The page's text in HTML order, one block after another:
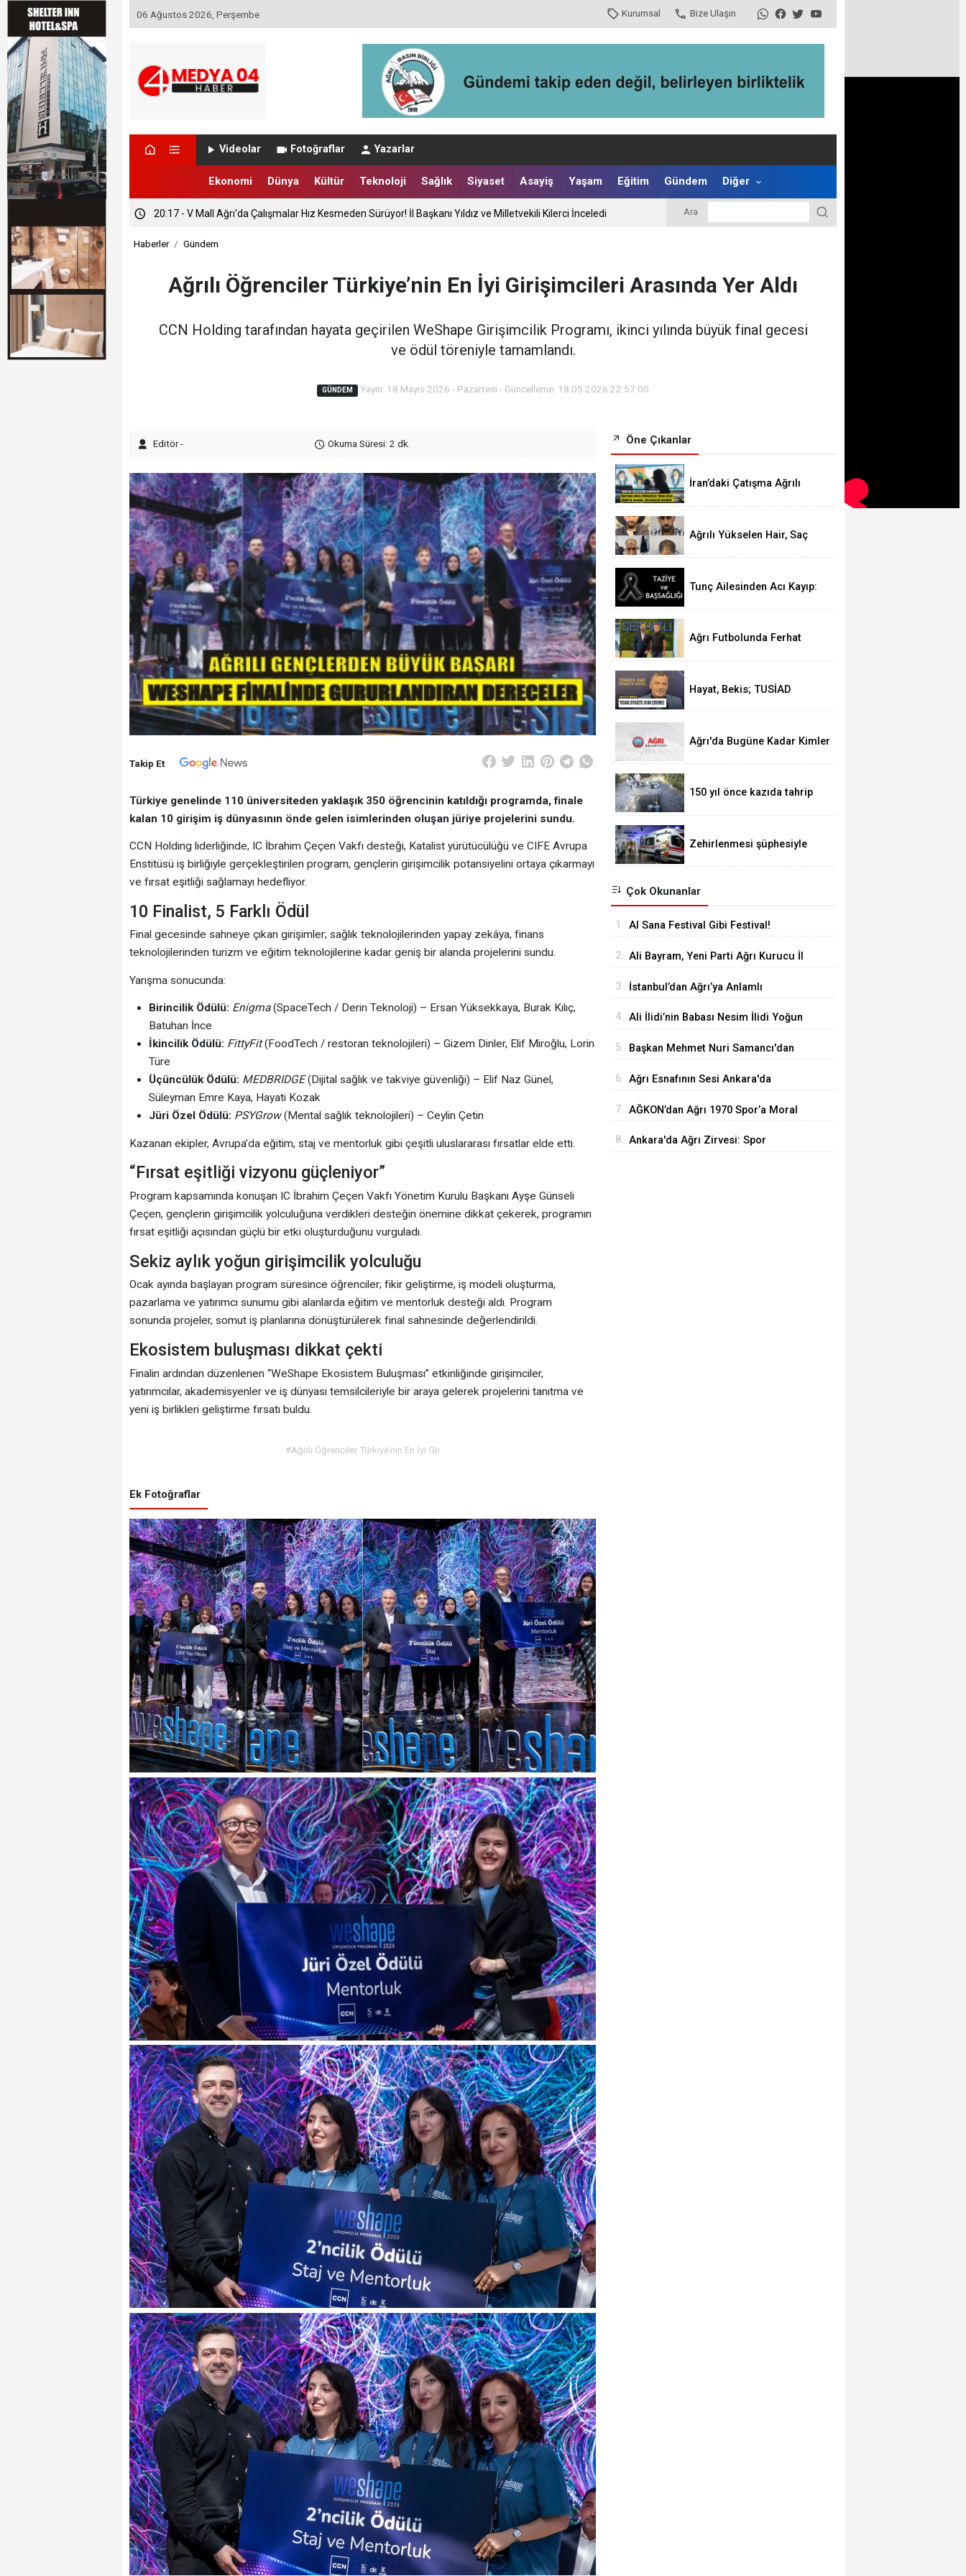
06 Ağustos 2026, Perşembe Kurumsal Bize Ulaşın
Videolar Fotoğraflar Yazarlar
Ekonomi Dünya Kültür Teknoloji Sağlık Siyaset Asayiş Yaşam Eğitim Gündem Diğer
20:44 - ATSO’dan Başsavcı Yusufoğlu’na İlk Nezaket Ziyareti
20:17 - V Mall Ağrı'da Çalışmalar Hız Kesmeden Sürüyor! İl Başkanı Yıldız ve Milletvekili Kilerci İnceledi
Ara
Haberler Gündem
Ağrılı Öğrenciler Türkiye’nin En İyi Girişimcileri Arasında Yer Aldı
CCN Holding tarafından hayata geçirilen WeShape Girişimcilik Programı, ikinci yılında büyük final gecesi
ve ödül töreniyle tamamlandı.
GÜNDEM Yayın: 18 Mayıs 2026 - Pazartesi - Güncelleme: 18.05.2026 22:57:00
Editör - Okuma Süresi: 2 dk.
Takip Et
Türkiye genelinde 110 üniversiteden yaklaşık 350 öğrencinin katıldığı programda, finale
kalan 10 girişim iş dünyasının önde gelen isimlerinden oluşan jüriye projelerini sundu.
CCN Holding liderliğinde, IC İbrahim Çeçen Vakfı desteği, Katalist yürütücülüğü ve CIFE Avrupa
Enstitüsü iş birliğiyle gerçekleştirilen program, gençlerin girişimcilik potansiyelini ortaya çıkarmayı
ve fırsat eşitliği sağlamayı hedefliyor.
10 Finalist, 5 Farklı Ödül
Final gecesinde sahneye çıkan girişimler; sağlık teknolojilerinden yapay zekâya, finans
teknolojilerinden turizm ve eğitim teknolojilerine kadar geniş bir alanda projelerini sundu.
Yarışma sonucunda:
Birincilik Ödülü: Enigma(SpaceTech / Derin Teknoloji) – Ersan Yüksekkaya, Burak Kılıç,
Batuhan İnce
İkincilik Ödülü: FittyFit(FoodTech / restoran teknolojileri) – Gizem Dinler, Elif Miroğlu, Lorin
Türe
Üçüncülük Ödülü: MEDBRIDGE(Dijital sağlık ve takviye güvenliği) – Elif Naz Günel,
Süleyman Emre Kaya, Hayati Kozak
Jüri Özel Ödülü: PSYGrow(Mental sağlık teknolojileri) – Ceylin Çetin
Kazanan ekipler, Avrupa’da eğitim, staj ve mentorluk gibi çeşitli uluslararası fırsatlar elde etti.
“Fırsat eşitliği vizyonu güçleniyor”
Program kapsamında konuşan IC İbrahim Çeçen Vakfı Yönetim Kurulu Başkanı Ayşe Günseli
Çeçen, gençlerin girişimcilik yolculuğuna verdikleri desteğin önemine dikkat çekerek, programın
fırsat eşitliği açısından güçlü bir etki oluşturduğunu vurguladı.
Sekiz aylık yoğun girişimcilik yolculuğu
Ocak ayında başlayan program süresince öğrenciler; fikir geliştirme, iş modeli oluşturma,
pazarlama ve yatırımcı sunumu gibi alanlarda eğitim ve mentorluk desteği aldı. Program
sonunda projeler, somut iş planlarına dönüştürülerek final sahnesinde değerlendirildi.
Ekosistem buluşması dikkat çekti
Finalin ardından düzenlenen “WeShape Ekosistem Buluşması” etkinliğinde girişimciler,
yatırımcılar, akademisyenler ve iş dünyası temsilcileriyle bir araya gelerek projelerini tanıtma ve
yeni iş birlikleri geliştirme fırsatı buldu.
#Ağrılı Öğrenciler Türkiye’nin En İyi Gir
Ek Fotoğraflar
Öne Çıkanlar
İran’daki Çatışma Ağrılı
Ağrılı Yükselen Hair, Saç
Şube Açıyor!
Tunç Ailesinden Acı Kayıp:
Ağrı Futbolunda Ferhat
Başlatıyor
Hayat, Bekis; TUSİAD
Ağrı'da Bugüne Kadar Kimler
150 yıl önce kazıda tahrip
Zehirlenmesi şüphesiyle
Çok Okunanlar
1. Al Sana Festival Gibi Festival!
2. Ali Bayram, Yeni Parti Ağrı Kurucu İl
3. İstanbul’dan Ağrı’ya Anlamlı
4. Ali İlidi’nin Babası Nesim İlidi Yoğun
5. Başkan Mehmet Nuri Samancı'dan
6. Ağrı Esnafının Sesi Ankara'da
7. AĞKON’dan Ağrı 1970 Spor’a Moral
8. Ankara'da Ağrı Zirvesi: Spor